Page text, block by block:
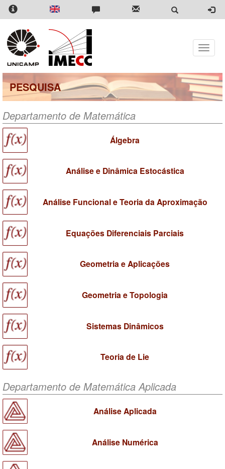
Pular
para
conteúdo
principal
Toggle
PESQUISA
Departamento de Matemática
Álgebra
Análise e Dinâmica Estocástica
Análise Funcional e Teoria da Aproximação
Equações Diferenciais Parciais
Geometria e Aplicações
Geometria e Topologia
Sistemas Dinâmicos
Teoria de Lie
Departamento de Matemática Aplicada
Análise Aplicada
Análise Numérica